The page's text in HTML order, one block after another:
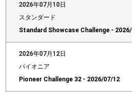
2026年07月10日
スタンダード
Standard Showcase Challenge -
2026年07月12日
パイオニア
Pioneer Challenge 32 - 2026/07/12